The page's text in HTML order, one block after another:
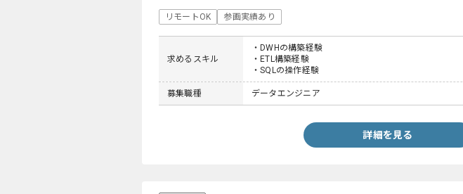
リモートOK 参画実績あり
求めるスキル
・DWHの構築経験
・ETL構築経験
・SQLの操作経験
募集職種 データエンジニア
詳細を見る